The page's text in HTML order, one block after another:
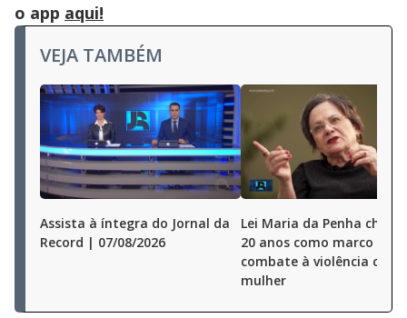
o app aqui!
VEJA TAMBÉM
Assista à íntegra do Jornal da
Record | 07/08/2026
Lei Maria da Penha chega
20 anos como marco no
combate à violência
mulher